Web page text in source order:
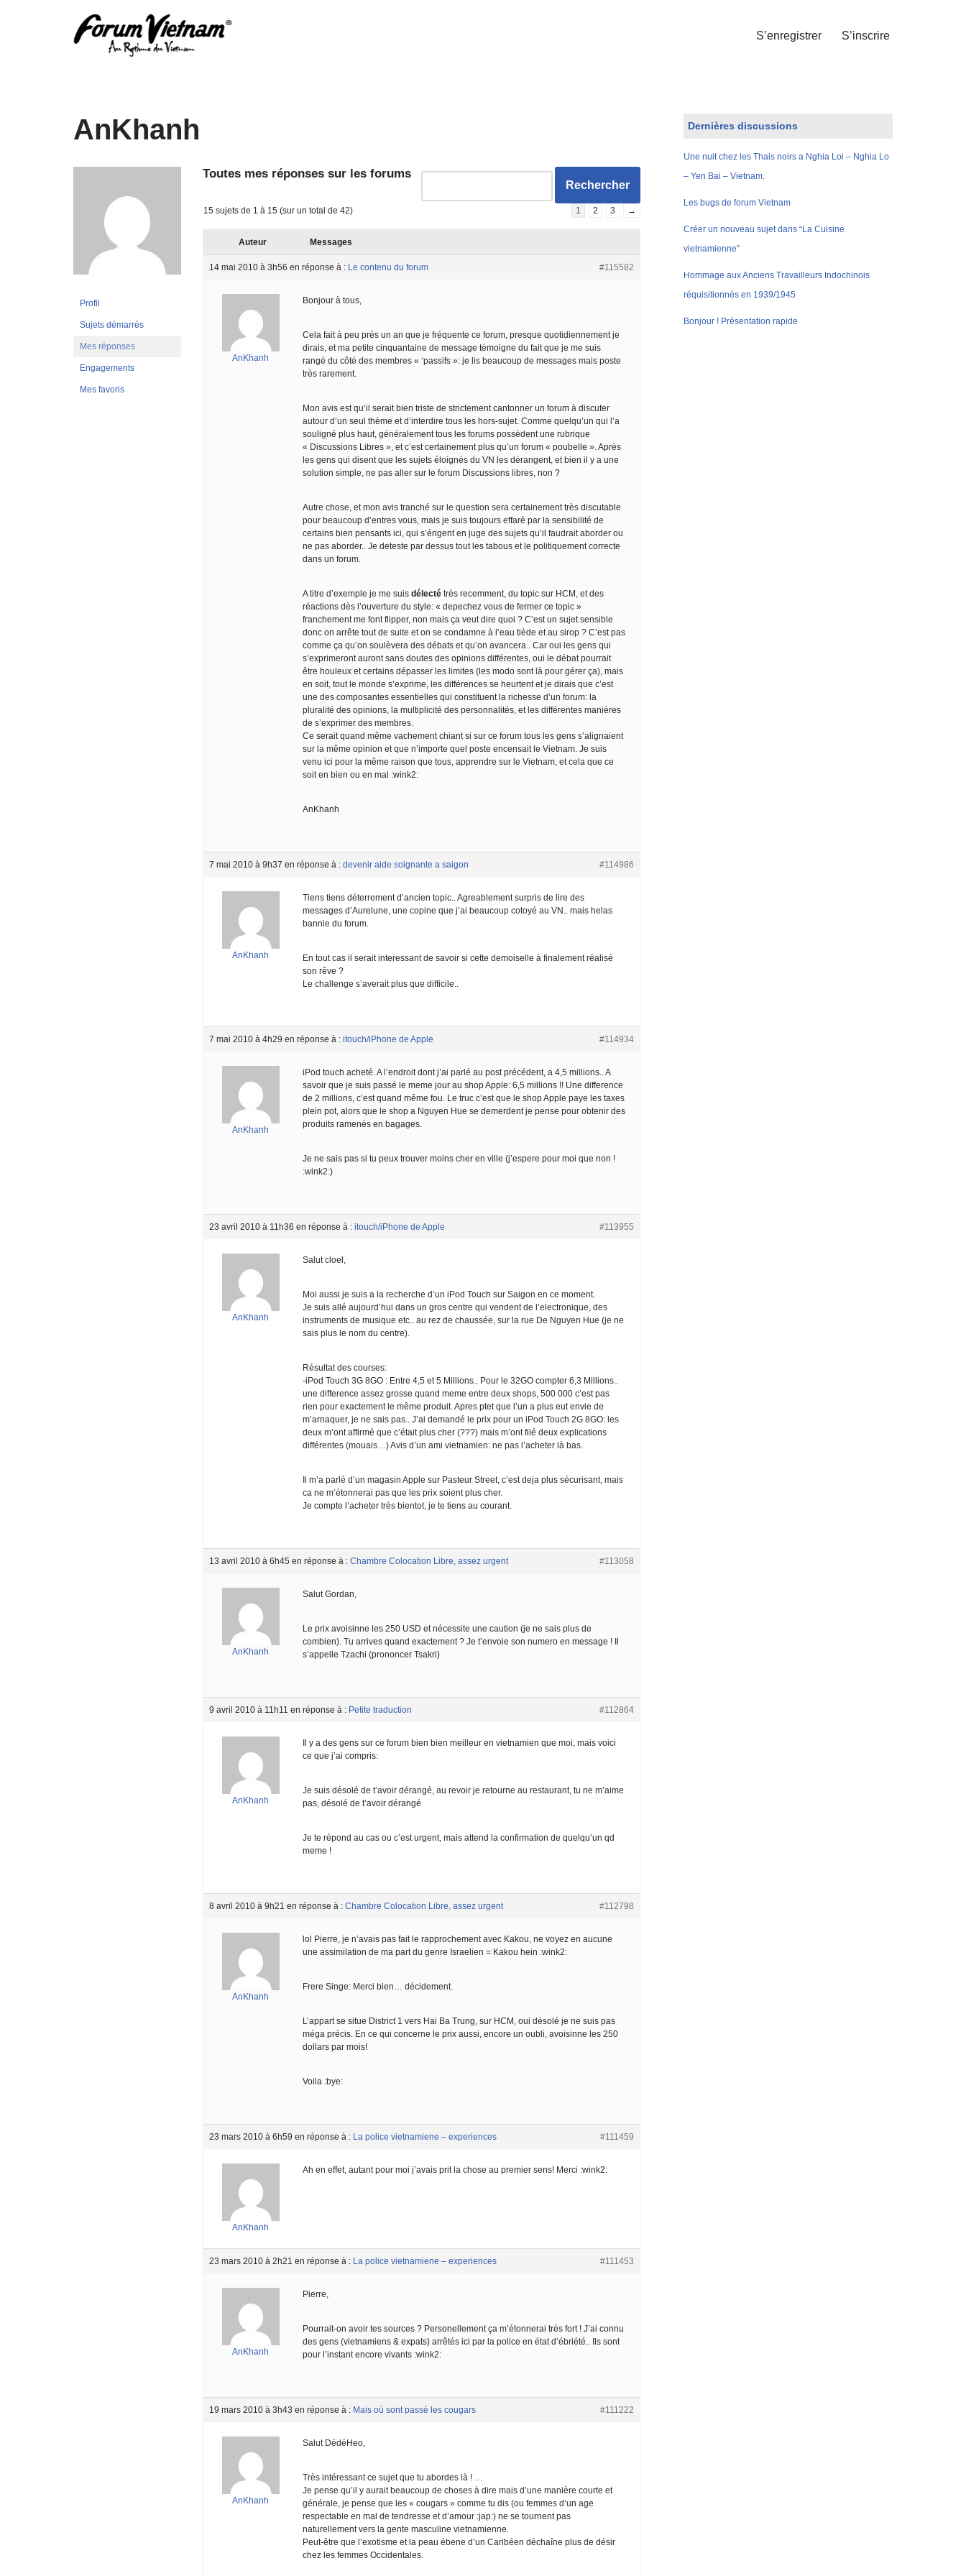
S’enregistrer S’inscrire
AnKhanh
Profil
Sujets démarrés
Mes réponses
Engagements
Mes favoris
Toutes mes réponses sur les forums
15 sujets de 1 à 15 (sur un total de 42) 1 2 3 →
Auteur Messages
14 mai 2010 à 3h56 en réponse à : Le contenu du forum #115582
AnKhanh
Bonjour à tous,
Cela fait à peu près un an que je fréquente ce forum, presque quotidiennement je
dirais, et ma petite cinquantaine de message témoigne du fait que je me suis
rangé du côté des membres « ‘passifs »: je lis beaucoup de messages mais poste
très rarement.
Mon avis est qu’il serait bien triste de strictement cantonner un forum à discuter
autour d’un seul thème et d’interdire tous les hors-sujet. Comme quelqu’un qui l’a
souligné plus haut, généralement tous les forums possèdent une rubrique
« Discussions Libres », et c’est certainement plus qu’un forum « poubelle ». Après
les gens qui disent que les sujets éloignés du VN les dérangent, et bien il y a une
solution simple, ne pas aller sur le forum Discussions libres, non ?
Autre chose, et mon avis tranché sur le question sera certainement très discutable
pour beaucoup d’entres vous, mais je suis toujours effaré par la sensibilité de
certains bien pensants ici, qui s’érigent en juge des sujets qu’il faudrait aborder ou
ne pas aborder.. Je deteste par dessus tout les tabous et le politiquement correcte
dans un forum.
A titre d’exemple je me suis délecté très recemment, du topic sur HCM, et des
réactions dès l’ouverture du style: « depechez vous de fermer ce topic »
franchement me font flipper, non mais ça veut dire quoi ? C’est un sujet sensible
donc on arrête tout de suite et on se condamne à l’eau tiède et au sirop ? C’est pas
comme ça qu’on soulèvera des débats et qu’on avancera.. Car oui les gens qui
s’exprimeront auront sans doutes des opinions différentes, oui le débat pourrait
être houleux et certains dépasser les limites (les modo sont là pour gérer ça), mais
en soit, tout le monde s’exprime, les différences se heurtent et je dirais que c’est
une des composantes essentielles qui constituent la richesse d’un forum: la
pluralité des opinions, la multiplicité des personnalités, et les différentes manières
de s’exprimer des membres.
Ce serait quand même vachement chiant si sur ce forum tous les gens s’alignaient
sur la même opinion et que n’importe quel poste encensait le Vietnam. Je suis
venu ici pour la même raison que tous, apprendre sur le Vietnam, et cela que ce
soit en bien ou en mal :wink2:
AnKhanh
7 mai 2010 à 9h37 en réponse à : devenir aide soignante a saigon #114986
AnKhanh
Tiens tiens déterrement d’ancien topic.. Agreablement surpris de lire des
messages d’Aurelune, une copine que j’ai beaucoup cotoyé au VN.. mais helas
bannie du forum.
En tout cas il serait interessant de savoir si cette demoiselle à finalement réalisé
son rêve ?
Le challenge s’averait plus que difficile..
7 mai 2010 à 4h29 en réponse à : itouch/iPhone de Apple #114934
AnKhanh
iPod touch acheté. A l’endroit dont j’ai parlé au post précédent, a 4,5 millions.. A
savoir que je suis passé le meme jour au shop Apple: 6,5 millions !! Une difference
de 2 millions, c’est quand même fou. Le truc c’est que le shop Apple paye les taxes
plein pot, alors que le shop a Nguyen Hue se demerdent je pense pour obtenir des
produits ramenés en bagages.
Je ne sais pas si tu peux trouver moins cher en ville (j’espere pour moi que non !
:wink2:)
23 avril 2010 à 11h36 en réponse à : itouch/iPhone de Apple #113955
AnKhanh
Salut cloel,
Moi aussi je suis a la recherche d’un iPod Touch sur Saigon en ce moment.
Je suis allé aujourd’hui dans un gros centre qui vendent de l’electronique, des
instruments de musique etc.. au rez de chaussée, sur la rue De Nguyen Hue (je ne
sais plus le nom du centre).
Résultat des courses:
-iPod Touch 3G 8GO : Entre 4,5 et 5 Millions.. Pour le 32GO compter 6,3 Millions..
une difference assez grosse quand meme entre deux shops, 500 000 c’est pas
rien pour exactement le même produit. Apres ptet que l’un a plus eut envie de
m’arnaquer, je ne sais pas.. J’ai demandé le prix pour un iPod Touch 2G 8GO: les
deux m’ont affirmé que c’était plus cher (???) mais m’ont filé deux explications
différentes (mouais…) Avis d’un ami vietnamien: ne pas l’acheter là bas.
Il m’a parlé d’un magasin Apple sur Pasteur Street, c’est deja plus sécurisant, mais
ca ne m’étonnerai pas que les prix soient plus cher.
Je compte l’acheter très bientot, je te tiens au courant.
13 avril 2010 à 6h45 en réponse à : Chambre Colocation Libre, assez urgent #113058
AnKhanh
Salut Gordan,
Le prix avoisinne les 250 USD et nécessite une caution (je ne sais plus de
combien). Tu arrives quand exactement ? Je t’envoie son numero en message ! Il
s’appelle Tzachi (prononcer Tsakri)
9 avril 2010 à 11h11 en réponse à : Petite traduction #112864
AnKhanh
Il y a des gens sur ce forum bien bien meilleur en vietnamien que moi, mais voici
ce que j’ai compris:
Je suis désolé de t’avoir dérangé, au revoir je retourne au restaurant, tu ne m’aime
pas, désolé de t’avoir dérangé
Je te répond au cas ou c’est urgent, mais attend la confirmation de quelqu’un qd
meme !
8 avril 2010 à 9h21 en réponse à : Chambre Colocation Libre, assez urgent #112798
AnKhanh
lol Pierre, je n’avais pas fait le rapprochement avec Kakou, ne voyez en aucune
une assimilation de ma part du genre Israelien = Kakou hein :wink2:
Frere Singe: Merci bien… décidement.
L’appart se situe District 1 vers Hai Ba Trung, sur HCM, oui désolé je ne suis pas
méga précis. En ce qui concerne le prix aussi, encore un oubli, avoisinne les 250
dollars par mois!
Voila :bye:
23 mars 2010 à 6h59 en réponse à : La police vietnamiene – experiences #111459
AnKhanh
Ah en effet, autant pour moi j’avais prit la chose au premier sens! Merci :wink2:
23 mars 2010 à 2h21 en réponse à : La police vietnamiene – experiences #111453
AnKhanh
Pierre,
Pourrait-on avoir tes sources ? Personellement ça m’étonnerai très fort ! J’ai connu
des gens (vietnamiens & expats) arrêtés ici par la police en état d’ébriété.. Ils sont
pour l’instant encore vivants :wink2:
19 mars 2010 à 3h43 en réponse à : Mais où sont passé les cougars #111222
AnKhanh
Salut DédéHeo,
Très intéressant ce sujet que tu abordes là ! …
Je pense qu’il y aurait beaucoup de choses à dire mais d’une manière courte et
générale, je pense que les « cougars » comme tu dis (ou femmes d’un age
respectable en mal de tendresse et d’amour :jap:) ne se tournent pas
naturellement vers la gente masculine vietnamienne.
Peut-être que l’exotisme et la peau ébene d’un Caribéen déchaîne plus de désir
chez les femmes Occidentales.
Dernières discussions
Une nuit chez les Thais noirs a Nghia Loi – Nghia Lo
– Yen Bai – Vietnam.
Les bugs de forum Vietnam
Créer un nouveau sujet dans “La Cuisine
vietnamienne”
Hommage aux Anciens Travailleurs Indochinois
réquisitionnés en 1939/1945
Bonjour ! Présentation rapide